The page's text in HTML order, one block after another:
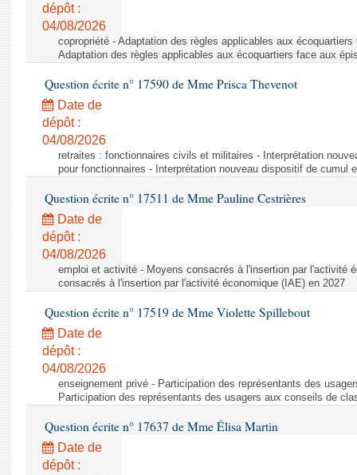
dépôt :
04/08/2026
copropriété - Adaptation des règles applicables aux
Adaptation des règles applicables aux écoquartiers face aux
Question écrite n° 17590 de Mme Prisca Thevenot
Date de
dépôt :
04/08/2026
retraites : fonctionnaires civils et militaires - Interprétation
pour fonctionnaires - Interprétation nouveau dispositif de cumul
Question écrite n° 17511 de Mme Pauline Cestrières
Date de
dépôt :
04/08/2026
emploi et activité - Moyens consacrés à l'insertion par l'activité
consacrés à l'insertion par l'activité économique (IAE) en 2027
Question écrite n° 17519 de Mme Violette Spillebout
Date de
dépôt :
04/08/2026
enseignement privé - Participation des représentants des
Participation des représentants des usagers aux conseils de
Question écrite n° 17637 de Mme Élisa Martin
Date de
dépôt :